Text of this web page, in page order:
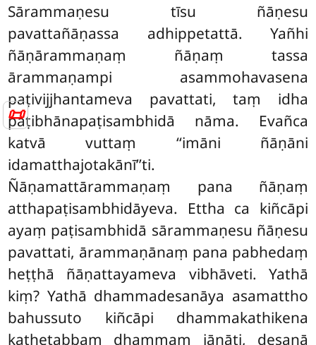
📜
Sārammaṇesu tīsu ñāṇesu
pavattañāṇassa adhippetattā. Yañhi
ñāṇārammaṇaṃ ñāṇaṃ tassa
ārammaṇampi asammohavasena
paṭivijjhantameva pavattati, taṃ idha
paṭibhānapaṭisambhidā nāma. Evañca
katvā vuttaṃ ‘‘imāni ñāṇāni
idamatthajotakānī’’ti.
Ñāṇamattārammaṇaṃ pana ñāṇaṃ
atthapaṭisambhidāyeva. Ettha ca kiñcāpi
ayaṃ paṭisambhidā sārammaṇesu ñāṇesu
pavattati, ārammaṇānaṃ pana pabhedaṃ
heṭṭhā ñāṇattayameva vibhāveti. Yathā
kiṃ? Yathā dhammadesanāya asamattho
bahussuto kiñcāpi dhammakathikena
kathetabbaṃ dhammaṃ jānāti, desanā